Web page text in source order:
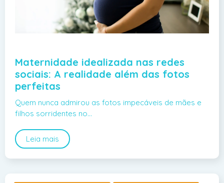
Maternidade idealizada nas redes
sociais: A realidade além das fotos
perfeitas
Quem nunca admirou as fotos impecáveis de mães e
filhos sorridentes no…
Leia mais